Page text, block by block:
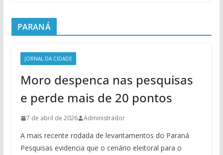
PARANÁ
JORNAL DA CIDADE
Moro despenca nas pesquisas
e perde mais de 20 pontos
7 de abril de 2026 Administrador
A mais recente rodada de levantamentos do Paraná
Pesquisas evidencia que o cenário eleitoral para o